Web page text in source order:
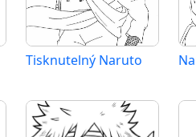
Tisknutelný Naruto